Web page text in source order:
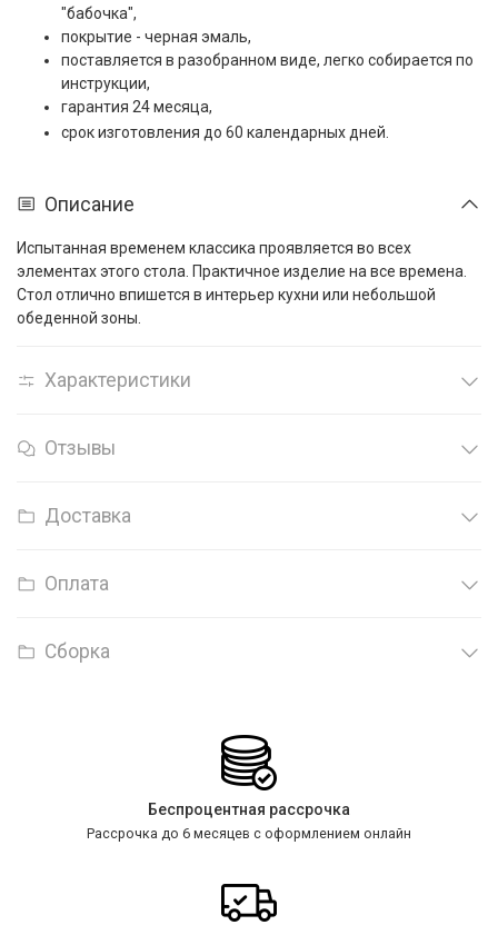
"бабочка",
покрытие - черная эмаль,
поставляется в разобранном виде, легко собирается по
инструкции,
гарантия 24 месяца,
срок изготовления до 60 календарных дней.
Описание
Испытанная временем классика проявляется во всех
элементах этого стола. Практичное изделие на все времена.
Стол отлично впишется в интерьер кухни или небольшой
обеденной зоны.
Характеристики
Отзывы
Доставка
Оплата
Сборка
Беспроцентная рассрочка
Рассрочка до 6 месяцев с оформлением онлайн